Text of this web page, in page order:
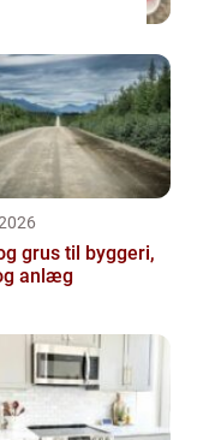
grus til byggeri,
anlæg